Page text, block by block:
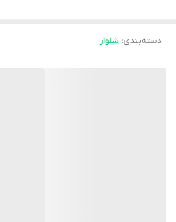
دسته‌بندی: شلوار